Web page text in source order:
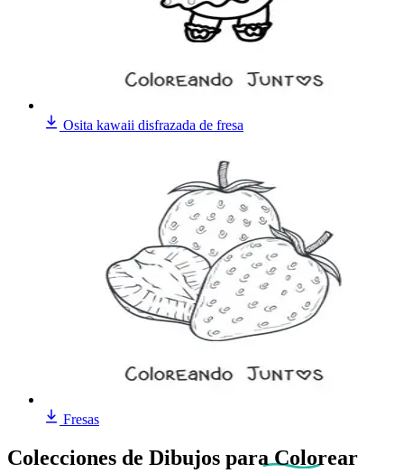
Osita kawaii disfrazada de fresa
Fresas
Colecciones de Dibujos para Colorear